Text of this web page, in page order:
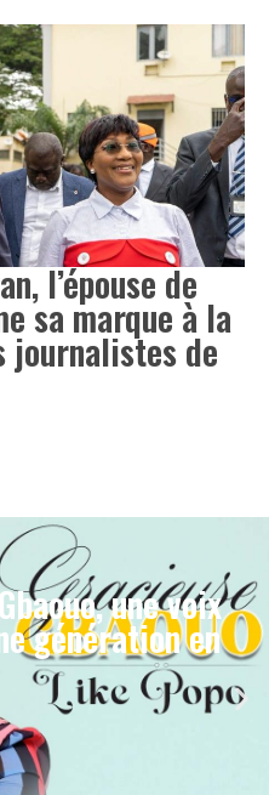
l’épouse de
sa marque à la
journalistes de
une voix
génération en